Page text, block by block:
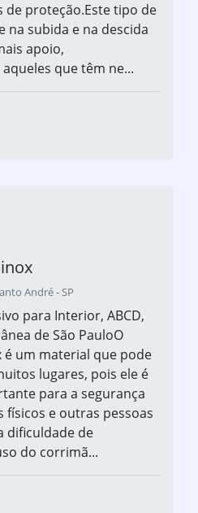
de proteção.Este tipo de
na subida e na descida
apoio,
que têm ne...
André - SP
para Interior, ABCD,
de São PauloO
um material que pode
lugares, pois ele é
para a segurança
físicos e outras pessoas
dificuldade de
do corrimã...